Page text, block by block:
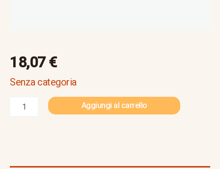
18,07€
Senza categoria
Aggiungi al carrello